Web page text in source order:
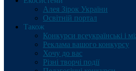
Алея Зірок України
Освітній портал
Також
Конкурси всеукраїнські і
Реклама вашого конкурсу
Хочу до вас
Різні творчі події